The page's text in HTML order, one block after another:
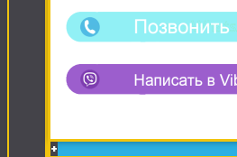
+